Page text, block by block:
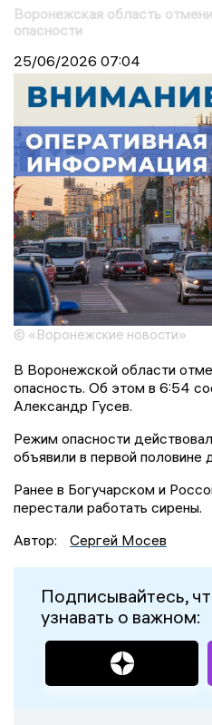
Воронежская область
опасности
25/06/2026 07:04
© «Воронежские новости»
В Воронежской области
опасность. Об этом в 6:54
Александр Гусев.
Режим опасности
объявили в первой половине
Ранее в Богучарском и
перестали работать сирены.
Автор:
Сергей Мосев
Подписывайтесь,
узнавать о важном: